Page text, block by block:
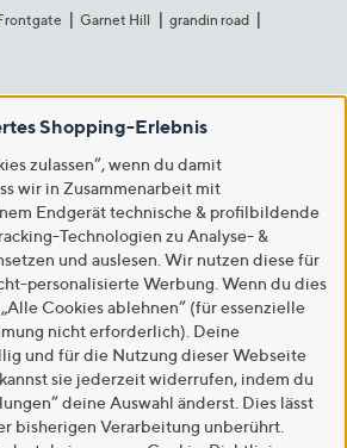
Garnet Hill
grandin road
Shopping-Erlebnis
zulassen“, wenn du damit
wir in Zusammenarbeit mit
Endgerät technische & profilbildende
Technologien zu Analyse- &
und auslesen. Wir nutzen diese für
personalisierte Werbung. Wenn du dies
Cookies ablehnen“ (für essenzielle
nicht erforderlich). Deine
und für die Nutzung dieser Webseite
sie jederzeit widerrufen, indem du
deine Auswahl änderst. Dies lässt
bisherigen Verarbeitung unberührt.